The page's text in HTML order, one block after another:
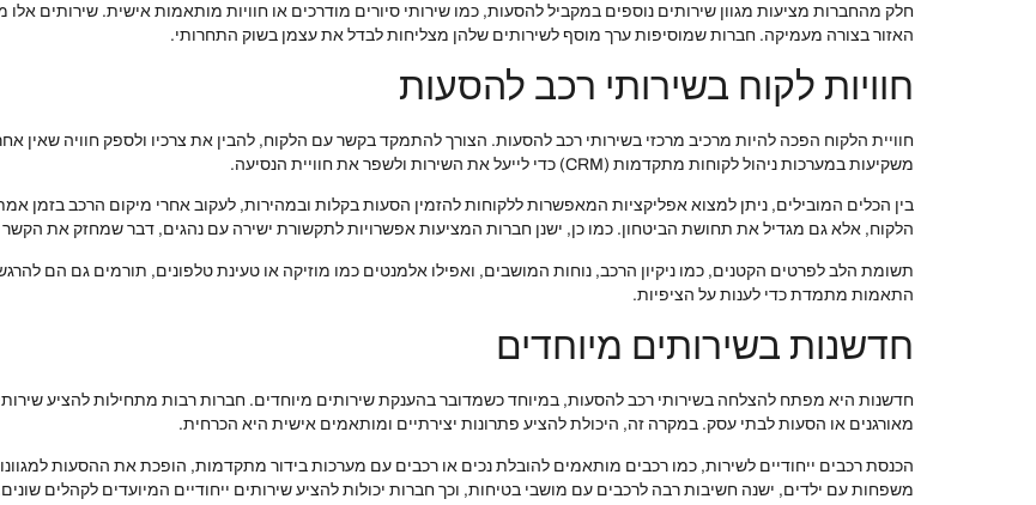
חלק מהחברות מציעות מגוון שירותים נוספים במקביל להסעות, כמו שירותי סיורים מודרכים או חוויות מותאמות אישית. שירותים
האזור בצורה מעמיקה. חברות שמוסיפות ערך מוסף לשירותים שלהן מצליחות לבדל את עצמן בשוק התחרותי.
חוויות לקוח בשירותי רכב להסעות
חוויית הלקוח הפכה להיות מרכיב מרכזי בשירותי רכב להסעות. הצורך להתמקד בקשר עם הלקוח, להבין את צרכיו ולספק חוויה
משקיעות במערכות ניהול לקוחות מתקדמות (CRM) כדי לייעל את השירות ולשפר את חוויית הנסיעה.
בין הכלים המובילים, ניתן למצוא אפליקציות המאפשרות ללקוחות להזמין הסעות בקלות ובמהירות, לעקוב אחרי מיקום הרכב בזמן
הלקוח, אלא גם מגדיל את תחושת הביטחון. כמו כן, ישנן חברות המציעות אפשרויות לתקשורת ישירה עם נהגים, דבר שמחזק את
תשומת הלב לפרטים הקטנים, כמו ניקיון הרכב, נוחות המושבים, ואפילו אלמנטים כמו מוזיקה או טעינת טלפונים, תורמים גם הם
התאמות מתמדת כדי לענות על הציפיות.
חדשנות בשירותים מיוחדים
חדשנות היא מפתח להצלחה בשירותי רכב להסעות, במיוחד כשמדובר בהענקת שירותים מיוחדים. חברות רבות מתחילות להציע
מאורגנים או הסעות לבתי עסק. במקרה זה, היכולת להציע פתרונות יצירתיים ומותאמים אישית היא הכרחית.
הכנסת רכבים ייחודיים לשירות, כמו רכבים מותאמים להובלת נכים או רכבים עם מערכות בידור מתקדמות, הופכת את ההסעות
משפחות עם ילדים, ישנה חשיבות רבה לרכבים עם מושבי בטיחות, וכך חברות יכולות להציע שירותים ייחודיים המיועדים לקהלים